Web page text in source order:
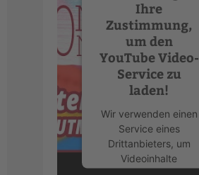
Ihre
Zustimmung,
um den
YouTube Video-
Service zu
laden!
Wir verwenden einen
Service eines
Drittanbieters, um
Videoinhalte